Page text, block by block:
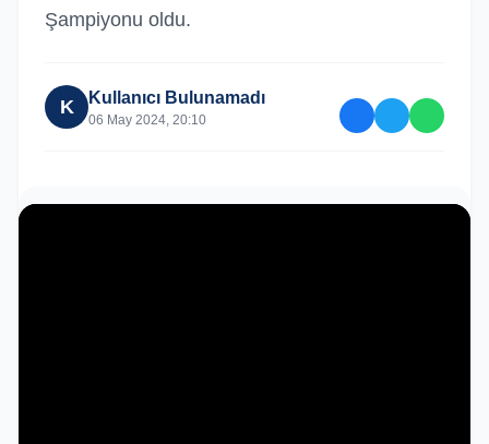
Şampiyonu oldu.
K Kullanıcı Bulunamadı
06 May 2024, 20:10